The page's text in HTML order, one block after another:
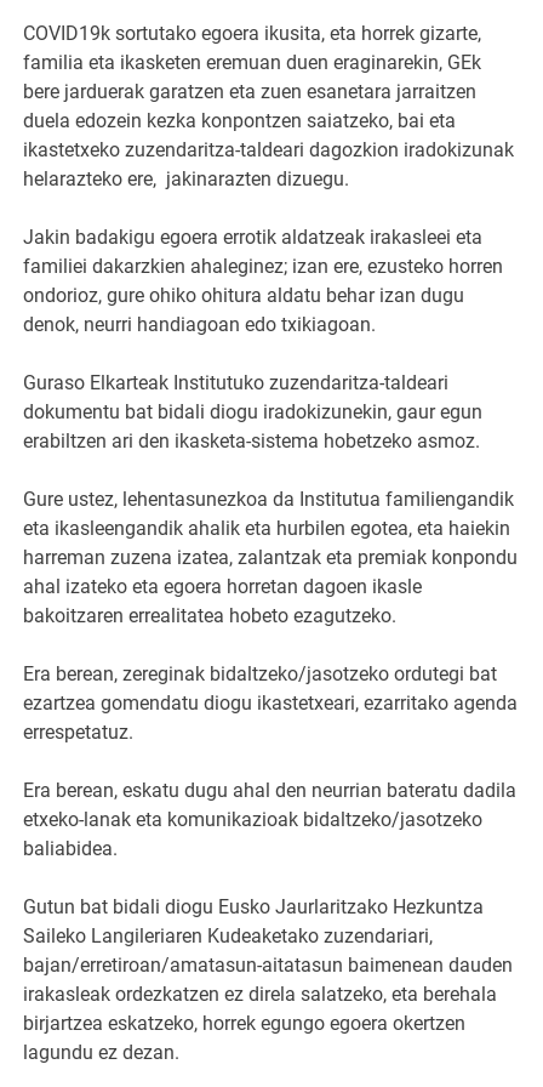
COVID19k sortutako egoera ikusita, eta horrek gizarte,
familia eta ikasketen eremuan duen eraginarekin, GEk
bere jarduerak garatzen eta zuen esanetara jarraitzen
duela edozein kezka konpontzen saiatzeko, bai eta
ikastetxeko zuzendaritza-taldeari dagozkion iradokizunak
helarazteko ere, jakinarazten dizuegu.
Jakin badakigu egoera errotik aldatzeak irakasleei eta
familiei dakarzkien ahaleginez; izan ere, ezusteko horren
ondorioz, gure ohiko ohitura aldatu behar izan dugu
denok, neurri handiagoan edo txikiagoan.
Guraso Elkarteak Institutuko zuzendaritza-taldeari
dokumentu bat bidali diogu iradokizunekin, gaur egun
erabiltzen ari den ikasketa-sistema hobetzeko asmoz.
Gure ustez, lehentasunezkoa da Institutua familiengandik
eta ikasleengandik ahalik eta hurbilen egotea, eta haiekin
harreman zuzena izatea, zalantzak eta premiak konpondu
ahal izateko eta egoera horretan dagoen ikasle
bakoitzaren errealitatea hobeto ezagutzeko.
Era berean, zereginak bidaltzeko/jasotzeko ordutegi bat
ezartzea gomendatu diogu ikastetxeari, ezarritako agenda
errespetatuz.
Era berean, eskatu dugu ahal den neurrian bateratu dadila
etxeko-lanak eta komunikazioak bidaltzeko/jasotzeko
baliabidea.
Gutun bat bidali diogu Eusko Jaurlaritzako Hezkuntza
Saileko Langileriaren Kudeaketako zuzendariari,
bajan/erretiroan/amatasun-aitatasun baimenean dauden
irakasleak ordezkatzen ez direla salatzeko, eta berehala
birjartzea eskatzeko, horrek egungo egoera okertzen
lagundu ez dezan.